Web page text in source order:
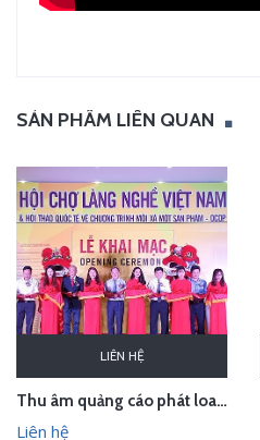
SẢN PHẨM LIÊN QUAN
LIÊN HỆ
Thu âm quảng cáo phát loa cho Hội chợ Làng nghề VN 2018
Liên hệ